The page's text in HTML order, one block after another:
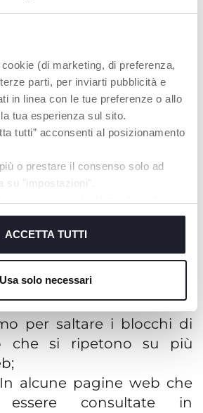
(di marketing, di preferenza,
parti, per inviarti pubblicità e
in linea con le tue preferenze o allo
tua esperienza sul sito.
tutti” acconsenti al posizionamento
o prestare il consenso solo ad
su "impostazioni".
per fruire del servizio
ACCETTA TUTTI
Usa solo necessari
- Per alcuni componenti
cromatico rispetto agli
non supera il
- Alcune animazioni,
scorrimenti o
automatici delle
avviati
con una durata
a cinque secondi o
per interromperli o
- Non esiste alcun
per saltare i blocchi di
che si ripetono su più
In alcune pagine web che
essere consultate in